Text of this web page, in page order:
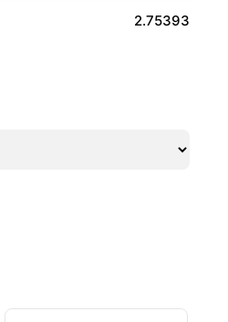
2.75393